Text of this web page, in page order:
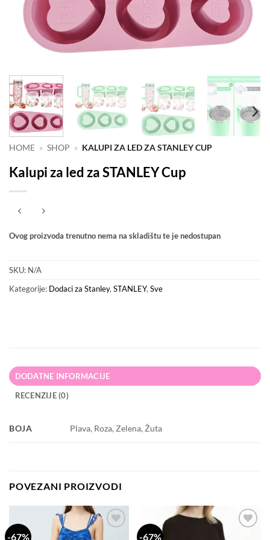
HOME » SHOP » KALUPI ZA LED ZA STANLEY CUP
Kalupi za led za STANLEY Cup
Ovog proizvoda trenutno nema na skladištu te je nedostupan
SKU: N/A
Kategorije: Dodaci za Stanley,STANLEY,Sve
DODATNE INFORMACIJE
RECENZIJE (0)
BOJA Plava, Roza, Zelena, Žuta
POVEZANI PROIZVODI
-67% -67%